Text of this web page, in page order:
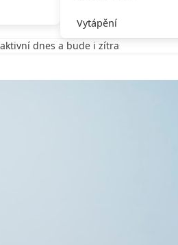
Vytápění
dnes a bude i zítra